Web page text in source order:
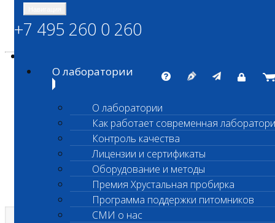
ШАНС БИО
Независимая ветеринарная лаборатория
+7 495 260 0 260
О лаборатории
О лаборатории
Как работает современная
Контроль качества
Лицензии и сертификаты
Оборудование и методы
Премия Хрустальная пробирка
Программа поддержки питомников
СМИ о нас